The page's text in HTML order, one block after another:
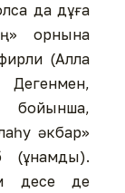
да дұға
орнына
(Алла
бойынша,
әкбар»
(ұнамды).
десе де